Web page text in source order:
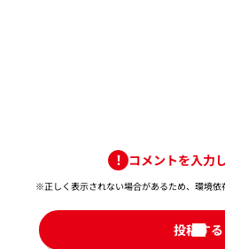
コメントを入力
※正しく表示されない場合があるため、環境依
投稿する